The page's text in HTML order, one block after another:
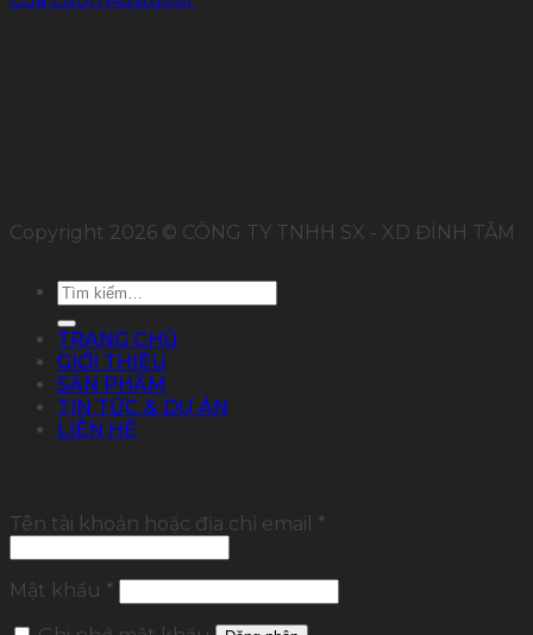
Copyright 2026 © CÔNG TY TNHH SX - XD ĐỈNH TÂM
Tìm
kiếm:
TRANG CHỦ
GIỚI THIỆU
SẢN PHẨM
TIN TỨC & DỰ ÁN
LIÊN HỆ
Tên tài khoản hoặc địa chỉ email *
Mật khẩu *